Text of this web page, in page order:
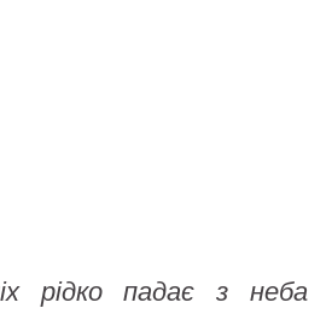
рідко падає з неба